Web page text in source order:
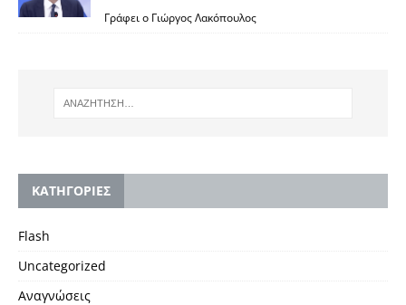
Γράφει ο Γιώργος Λακόπουλος
KΑΤΗΓΟΡΙΕΣ
Flash
Uncategorized
Αναγνώσεις